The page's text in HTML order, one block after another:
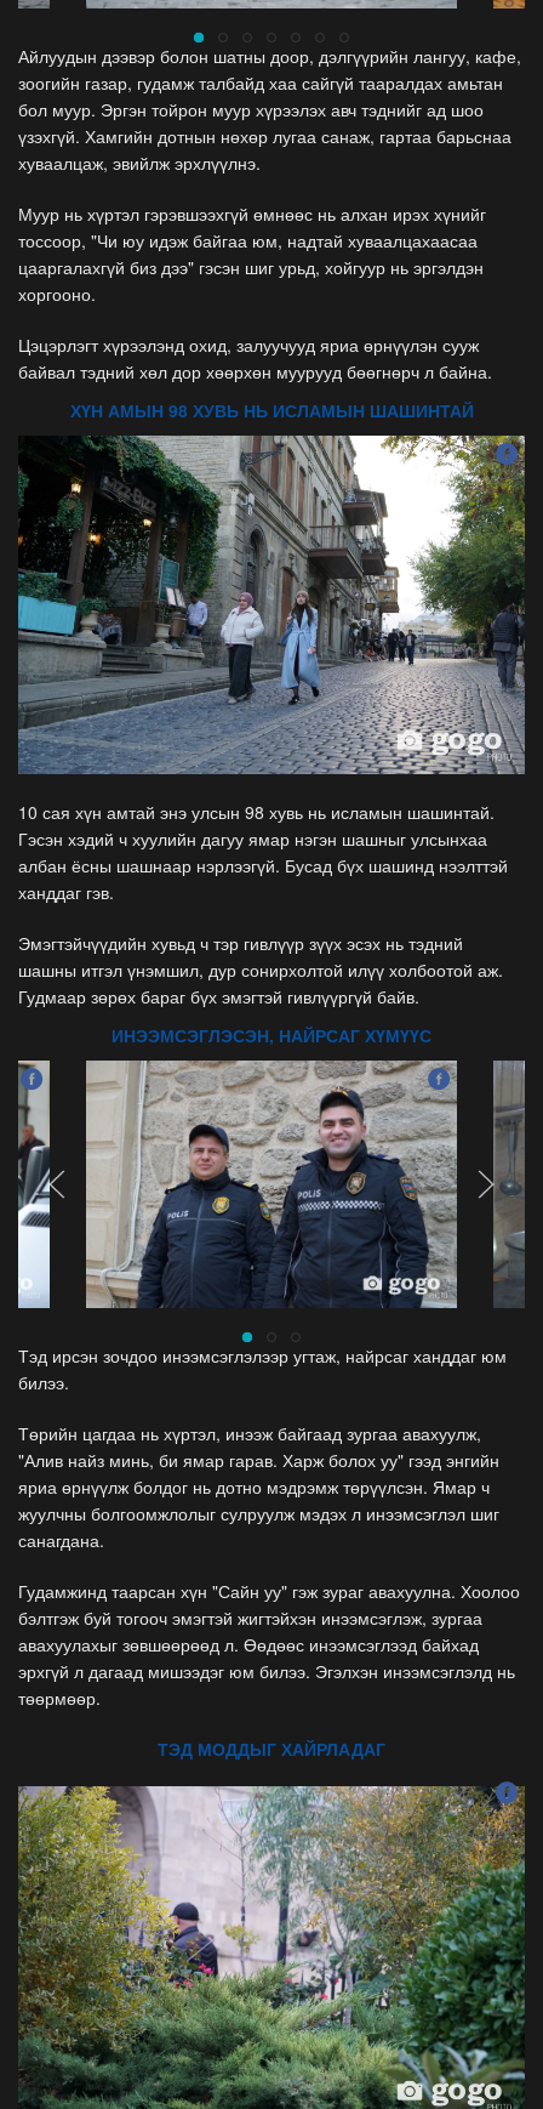
Айлуудын дээвэр болон шатны доор, дэлгүүрийн лангуу, кафе,
зоогийн газар, гудамж талбайд хаа сайгүй тааралдах амьтан
бол муур. Эргэн тойрон муур хүрээлэх авч тэднийг ад шоо
үзэхгүй. Хамгийн дотнын нөхөр лугаа санаж, гартаа барьснаа
хуваалцаж, эвийлж эрхлүүлнэ.
Муур нь хүртэл гэрэвшээхгүй өмнөөс нь алхан ирэх хүнийг
тоссоор, "Чи юу идэж байгаа юм, надтай хуваалцахаасаа
цааргалахгүй биз дээ" гэсэн шиг урьд, хойгуур нь эргэлдэн
хоргооно.
Цэцэрлэгт хүрээлэнд охид, залуучууд яриа өрнүүлэн сууж
байвал тэдний хөл дор хөөрхөн муурууд бөөгнөрч л байна.
ХҮН АМЫН 98 ХУВЬ НЬ ИСЛАМЫН ШАШИНТАЙ
10 сая хүн амтай энэ улсын 98 хувь нь исламын шашинтай.
Гэсэн хэдий ч хуулийн дагуу ямар нэгэн шашныг улсынхаа
албан ёсны шашнаар нэрлээгүй. Бусад бүх шашинд нээлттэй
ханддаг гэв.
Эмэгтэйчүүдийн хувьд ч тэр гивлүүр зүүх эсэх нь тэдний
шашны итгэл үнэмшил, дур сонирхолтой илүү холбоотой аж.
Гудмаар зөрөх бараг бүх эмэгтэй гивлүүргүй байв.
ИНЭЭМСЭГЛЭСЭН, НАЙРСАГ ХҮМҮҮС
Тэд ирсэн зочдоо инээмсэглэлээр угтаж, найрсаг ханддаг юм
билээ.
Төрийн цагдаа нь хүртэл, инээж байгаад зургаа авахуулж,
"Алив найз минь, би ямар гарав. Харж болох уу" гээд энгийн
яриа өрнүүлж болдог нь дотно мэдрэмж төрүүлсэн. Ямар ч
жуулчны болгоомжлолыг сулруулж мэдэх л инээмсэглэл шиг
санагдана.
Гудамжинд таарсан хүн "Сайн уу" гэж зураг авахуулна. Хоолоо
бэлтгэж буй тогооч эмэгтэй жигтэйхэн инээмсэглэж, зургаа
авахуулахыг зөвшөөрөөд л. Өөдөөс инээмсэглээд байхад
эрхгүй л дагаад мишээдэг юм билээ. Эгэлхэн инээмсэглэлд нь
төөрмөөр.
ТЭД МОДДЫГ ХАЙРЛАДАГ